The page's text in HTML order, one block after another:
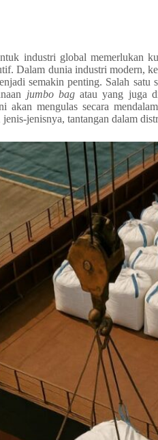
industri global memerlukan
Dalam dunia industri modern,
semakin penting. Salah
jumbo bagatau yang juga
akan mengulas secara
jenisnya, tantangan dalam